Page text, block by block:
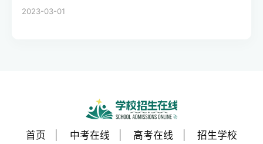
2023-03-01
首页 中考在线 高考在线 招生学校